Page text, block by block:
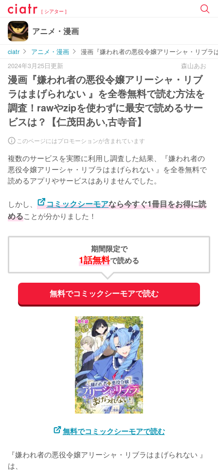
[ シアター ]
アニメ・漫画
ciatr アニメ・漫画
漫画『嫌われ者の悪役令嬢アリーシャ・リブ
2024年3月25日更新
森山あお
漫画『嫌われ者の悪役令嬢アリーシャ・リブ
ラはまげられない 』を全巻無料で読む方法を
調査！rawやzipを使わずに最安で読めるサー
ビスは？【仁茂田あい,古寺音】
このページにはプロモーションが含まれています
複数のサービスを実際に利用し調査した結果、『嫌われ者の
悪役令嬢アリーシャ・リブラはまげられない 』を全巻無料で
読めるアプリやサービスはありませんでした。
しかし、 コミックシーモアなら今すぐ1冊目をお得に読
めることが分かりました！
期間限定で
1話無料で読める
無料でコミックシーモアで読む
無料でコミックシーモアで読む
『嫌われ者の悪役令嬢アリーシャ・リブラはまげられない 』
は、